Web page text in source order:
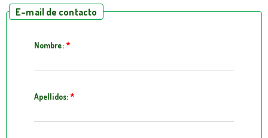
E-mail de contacto
Nombre:*
Apellidos:*